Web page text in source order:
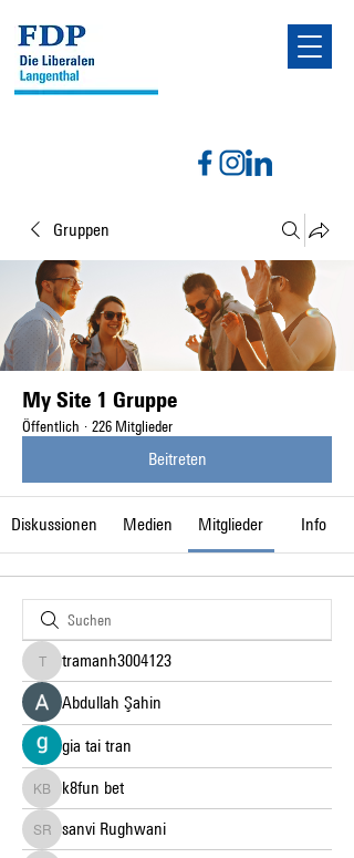
Gruppen
My Site 1 Gruppe
Öffentlich · 226 Mitglieder
Beitreten
Diskussionen Medien Mitglieder Info
tramanh3004123
tramanh3004123
Abdullah Şahin
gia tai tran
k8fun betk8fun bet
sanvi Rughwani
sanvi Rughwani